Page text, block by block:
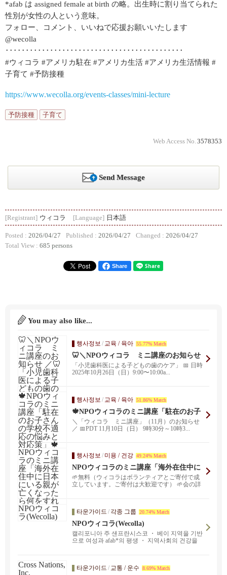
*afab は assigned female at birth の略。出生時に割り当てられた
性別が女性の人という意味。
フォロー、コメント、いいねで応援お願いいたします
@wecolla
････････････････････････････････････････････
#ウィコラ #アメリカ駐在 #アメリカ生活 #アメリカ生活情報 #
子育て #予防接種
https://www.wecolla.org/events-classes/mini-lecture
予防接種 子育て
Web Access No. 3578353
Send Message
[Registrant] ウィコラ [Language] 日本語
Posted : 2026/04/27 Published : 2026/04/27 Changed : 2026/04/27
Total View : 685 persons
Share
You may also like...
행사정보 / 교육 / 육아 55.77% Match
🦷＼NPOウィコラ ミニ講座のお知らせ
／🦷 「小児歯科医による子どもの歯のケ
ア」
「小児歯科医による子どもの歯のケア」 📅 日時
2025年10月26日（日）9:00〜10:00a...
행사정보 / 교육 / 육아 51.86% Match
🍁NPOウィコラのミニ講座「駐在のお子
さんの学校不適応の悩みと対応策」🍁
＼「ウィコラ ミニ講座」（11月）のお知らせ
／ 📅PDT 11月10日（日） 9時30分～10時3...
행사정보 / 미용 / 건강 49.24% Match
NPOウィコラのミニ講座「海外在住中に
日本にいる親が亡くなったら何をすれば
よい？海外からのスムーズな対応ガイ
🌱無料（ウィコラはボランティアとご寄付で成
立しています。ご寄付は大歓迎です） 🌱会の詳
타운가이드 / 각종 그룹 20.74% Match
NPOウィコラ(Wecolla)
캘리포니아 주 샌프란시스코 ・ 베이 지역을 기반
으로 여성과 afab*의 평생 ・ 지역사회의 건강을
타운가이드 / 교통 / 운수 8.69% Match